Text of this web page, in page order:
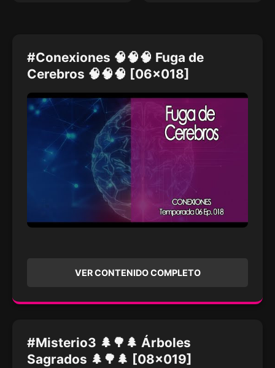
#Conexiones 🧠🧠🧠 Fuga de
Cerebros 🧠🧠🧠 [06x018]
VER CONTENIDO COMPLETO
#Misterio3 🌲🌳🌲 Árboles
Sagrados 🌲🌳🌲 [08x019]